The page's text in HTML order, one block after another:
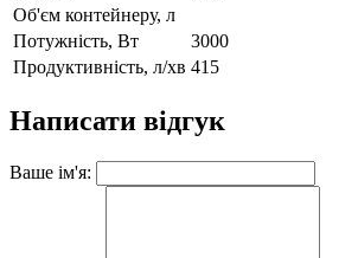
Об'єм контейнеру, л
Потужність, Вт
3000
Продуктивність, л/хв 415
Написати відгук
Ваше ім'я: